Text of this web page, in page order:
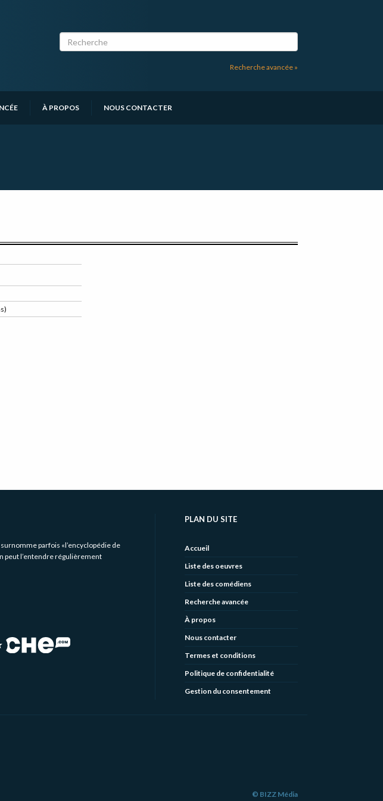
Recherche avancée »
À PROPOS NOUS CONTACTER
)
parfois «l’encyclopédie de
peut l’entendre régulièrement
PLAN DU SITE
Accueil
Liste des oeuvres
Liste des comédiens
Recherche avancée
À propos
Nous contacter
Termes et conditions
Politique de confidentialité
Gestion du consentement
© BIZZ Média